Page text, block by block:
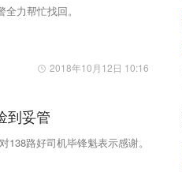
力帮忙找回。
2018年10月12日 10:16
到妥管
138路好司机毕锋魁表示感谢。